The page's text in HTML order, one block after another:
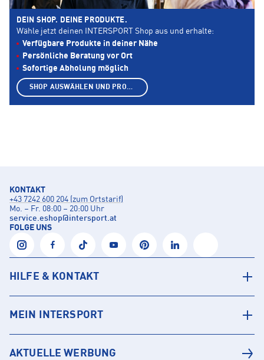
DEIN SHOP. DEINE PRODUKTE.
Wähle jetzt deinen INTERSPORT Shop aus und erhalte:
Verfügbare Produkte in deiner Nähe
Persönliche Beratung vor Ort
Sofortige Abholung möglich
SHOP AUSWÄHLEN UND PRODUKTE ANZEIGEN
KONTAKT
+43 7242 600 204 (zum Ortstarif)
Mo. – Fr. 08:00 – 20:00 Uhr
service.eshop@intersport.at
FOLGE UNS
HILFE & KONTAKT
MEIN INTERSPORT
AKTUELLE WERBUNG